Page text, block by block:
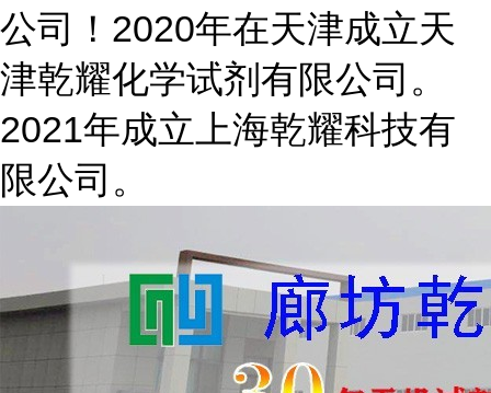
公司！2020年在天津成立天
津乾耀化学试剂有限公司。
2021年成立上海乾耀科技有
限公司。